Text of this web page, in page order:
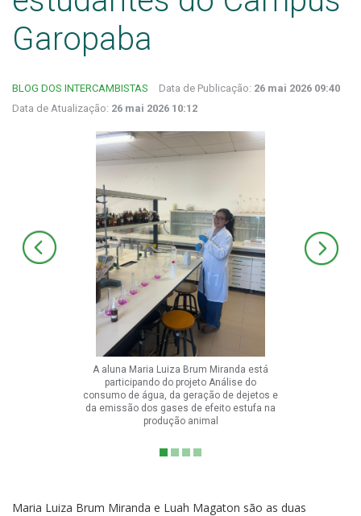
Garopaba
BLOG DOS INTERCAMBISTAS Data de Publicação: 26 mai 2026 09:40
Data de Atualização: 26 mai 2026 10:12
A aluna Maria Luiza Brum Miranda está
participando do projeto Análise do
consumo de água, da geração de dejetos e
da emissão dos gases de efeito estufa na
produção animal
Maria Luiza Brum Miranda e Luah Magaton são as duas